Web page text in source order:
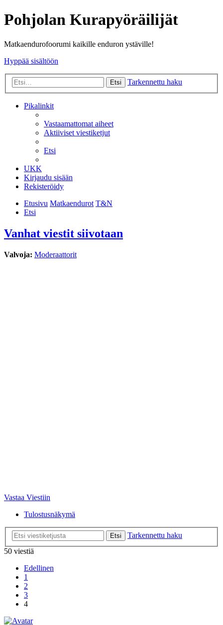
Pohjolan Kurapyöräilijät
Matkaendurofoorumi kaikille enduron ystäville!
Hyppää sisältöön
Etsi Tarkennettu haku
Pikalinkit
Vastaamattomat aiheet
Aktiiviset viestiketjut
Etsi
UKK
Kirjaudu sisään
Rekisteröidy
Etusivu Matkaendurot T&N
Etsi
Vanhat viestit siivotaan
Valvoja: Moderaattorit
Vastaa Viestiin
Tulostusnäkymä
Etsi
Tarkennettu haku
50 viestiä
Edellinen
1
2
3
4